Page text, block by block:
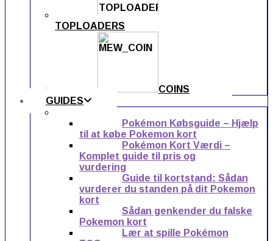
TOPLOADERS
COINS
GUIDES
Pokémon Købsguide – Hjælp
til at købe Pokemon kort
Pokémon Kort Værdi –
Komplet guide til pris og
vurdering
Guide til kortstand: Sådan
vurderer du standen på dit Pokemon
kort
Sådan genkender du falske
Pokemon kort
Lær at spille Pokémon